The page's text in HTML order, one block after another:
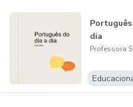
alunos. E meu material vai te
dia